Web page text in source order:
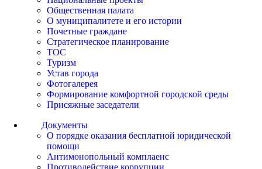
Общественная палата
О муниципалитете и его истории
Почетные граждане
Стратегическое планирование
ТОС
Туризм
Устав города
Фотогалерея
Формирование комфортной городской среды
Присяжные заседатели
Документы
О порядке оказания бесплатной юридической
помощи
Антимонопольный комплаенс